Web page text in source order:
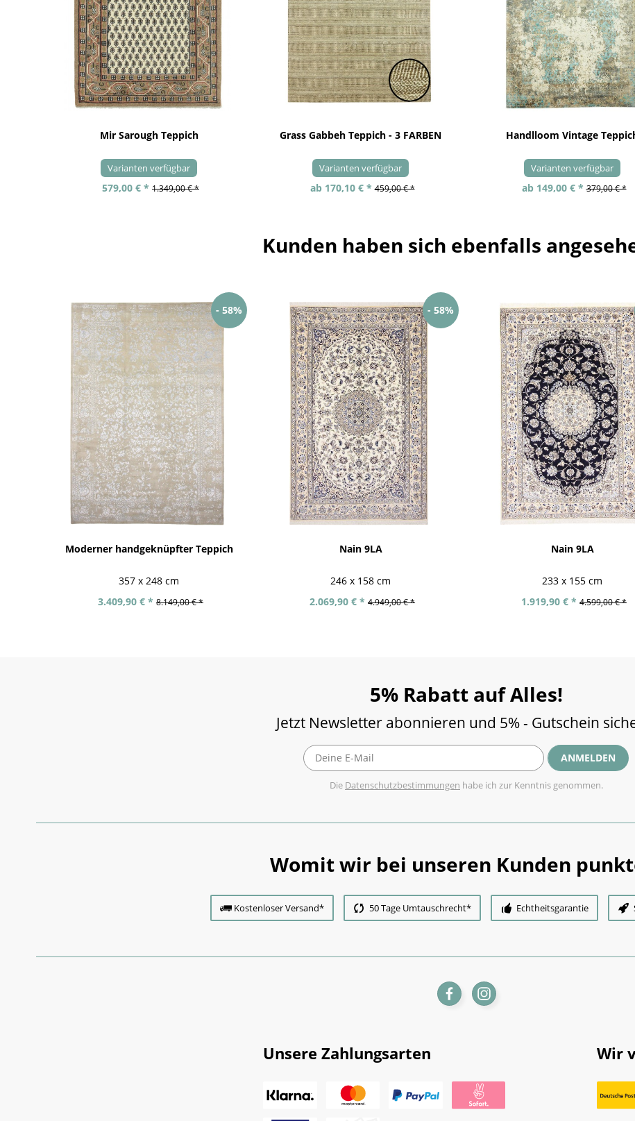
Mir Sarough Teppich
Varianten verfügbar
579,00 € * 1.349,00 € *
Grass Gabbeh Teppich - 3 FARBEN
Varianten verfügbar
ab 170,10 € * 459,00 € *
Handlloom Vintage
Varianten verfügbar
ab 149,00 € * 379,00 € *
Kunden haben sich ebenfalls
- 58%
Moderner handgeknüpfter Teppich
357 x 248 cm
3.409,90 € * 8.149,00 € *
- 58%
Nain 9LA
246 x 158 cm
2.069,90 € * 4.949,00 € *
Nain 9LA
233 x 155 cm
1.919,90 € * 4.599,00 € *
5% Rabatt auf Alles!
Jetzt Newsletter abonnieren und 5% - Gutschein
ANMELDEN
Die Datenschutzbestimmungen habe ich zur Kenntnis genommen.
Womit wir bei unseren Kunden
Kostenloser Versand* 50 Tage Umtauschrecht* Echtheitsgarantie
Unsere Zahlungsarten Wir